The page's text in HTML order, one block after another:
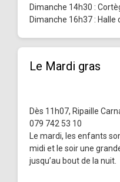
Dimanche 14h30 :
Dimanche 16h37 : Halle
Le Mardi gras
Dès 11h07, Ripaille
079 742 53 10
Le mardi, les enfants
midi et le soir une
jusqu’au bout de la nuit.